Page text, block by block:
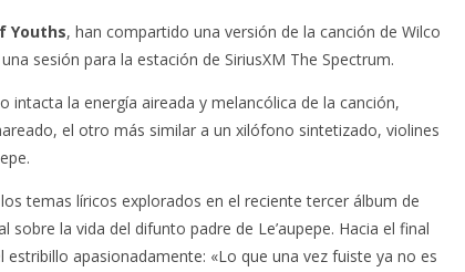
Youths, han compartido una versión de la canción de Wilco
sesión para la estación de SiriusXM The Spectrum.
intacta la energía aireada y melancólica de la canción,
el otro más similar a un xilófono sintetizado, violines
temas líricos explorados en el reciente tercer álbum de
sobre la vida del difunto padre de Le’aupepe. Hacia el final
estribillo apasionadamente: «Lo que una vez fuiste ya no es